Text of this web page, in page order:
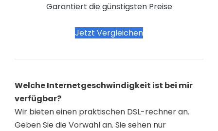
Garantiert die günstigsten Preise
Jetzt Vergleichen
Welche Internetgeschwindigkeit ist bei mir
verfügbar?
Wir bieten einen praktischen DSL-rechner an.
Geben Sie die Vorwahl an. Sie sehen nur